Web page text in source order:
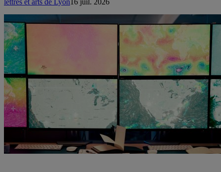
lettres et arts de Lyon 16 juil. 2026